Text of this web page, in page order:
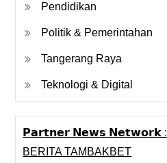
Pendidikan
Politik & Pemerintahan
Tangerang Raya
Teknologi & Digital
𝗣𝗮𝗿𝘁𝗻𝗲𝗿 𝗡𝗲𝘄𝘀 𝗡𝗲𝘁𝘄𝗼𝗿𝗸 :
BERITA TAMBAKBET